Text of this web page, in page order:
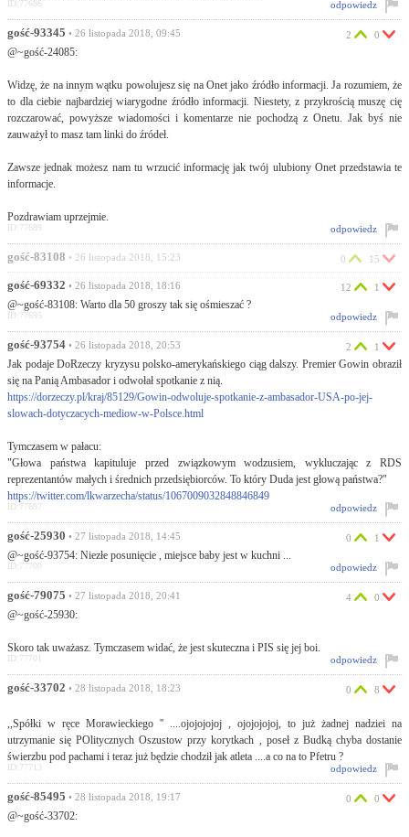
odpowiedz
ID:77686
gość-93345 • 26 listopada 2018, 09:45
@~gość-24085:
Widzę, że na innym wątku powolujesz się na Onet jako źródło informacji. Ja rozumiem, że
to dla ciebie najbardziej wiarygodne źródło informacji. Niestety, z przykrością muszę cię
rozczarować, powyższe wiadomości i komentarze nie pochodzą z Onetu. Jak byś nie
zauważył to masz tam linki do źródeł.
Zawsze jednak możesz nam tu wrzucić informację jak twój ulubiony Onet przedstawia te
informacje.
Pozdrawiam uprzejmie.
2 0
odpowiedz
ID:77689
gość-83108 • 26 listopada 2018, 15:23 0 15
gość-69332 • 26 listopada 2018, 18:16
@~gość-83108: Warto dla 50 groszy tak się ośmieszać ?
12 1
odpowiedz
ID:77695
gość-93754 • 26 listopada 2018, 20:53
Jak podaje DoRzeczy kryzysu polsko-amerykańskiego ciąg dalszy. Premier Gowin obraził
się na Panią Ambasador i odwołał spotkanie z nią.
https://dorzeczy.pl/kraj/85129/Gowin-odwoluje-spotkanie-z-ambasador-USA-po-jej-
slowach-dotyczacych-mediow-w-Polsce.html
Tymczasem w pałacu:
"Głowa państwa kapituluje przed związkowym wodzusiem, wykluczając z RDS
reprezentantów małych i średnich przedsiębiorców. To który Duda jest głową państwa?"
https://twitter.com/lkwarzecha/status/1067009032848846849
2 1
odpowiedz
ID:77697
gość-25930 • 27 listopada 2018, 14:45
@~gość-93754: Niezłe posunięcie , miejsce baby jest w kuchni ...
0 1
odpowiedz
ID:77700
gość-79075 • 27 listopada 2018, 20:41
@~gość-25930:
Skoro tak uważasz. Tymczasem widać, że jest skuteczna i PIS się jej boi.
4 0
odpowiedz
ID:77701
gość-33702 • 28 listopada 2018, 18:23
,,Spółki w ręce Morawieckiego '' ....ojojojojoj , ojojojojoj, to już żadnej nadziei na
utrzymanie się POlitycznych Oszustow przy korytkach , poseł z Budką chyba dostanie
świerzbu pod pachami i teraz już będzie chodził jak atleta ....a co na to Pfetru ?
0 8
odpowiedz
ID:77713
gość-85495 • 28 listopada 2018, 19:17
@~gość-33702:
0 0